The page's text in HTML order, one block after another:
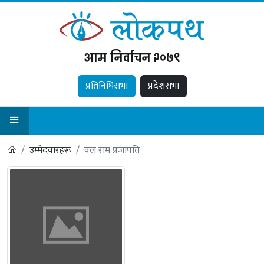
आम निर्वाचन २०७९
प्रतिनिधिसभा प्रदेशसभा
उम्मेदवारहरू वल राम प्रजापति